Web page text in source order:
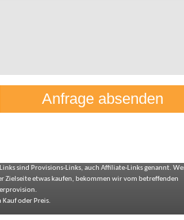
sind Provisions-Links, auch Affiliate-Links genannt.
Zielseite etwas kaufen, bekommen wir vom betreffenden
Kauf oder Preis.